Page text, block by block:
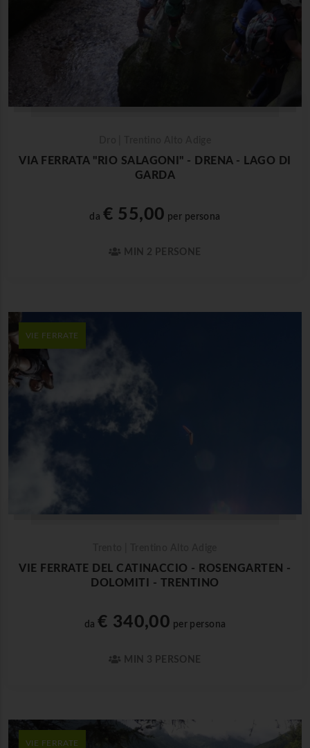
VIA FERRATA "RIO SALAGONI" - DRENA - LAGO DI
GARDA
da € 55,00 per persona
MIN 2 PERSONE
VIE FERRATE
VIE FERRATE DEL CATINACCIO - ROSENGARTEN -
DOLOMITI - TRENTINO
da € 340,00 per persona
MIN 3 PERSONE
VIE FERRATE